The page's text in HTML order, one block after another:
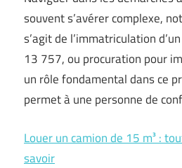
souvent s’avérer complexe,
s’agit de l’immatriculation
13 757, ou procuration pour
un rôle fondamental dans ce
permet à une personne de
Louer un camion de 15 m³ :
savoir